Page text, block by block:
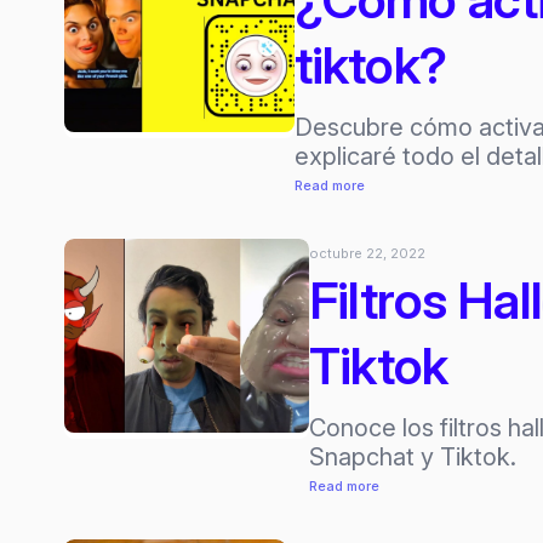
&
Tiktok?
tiktok?
Descubre cómo
explicaré todo el
Read more:
filter
snapchat,
tiktok?
octubre 22, 2022
Filtros
Tiktok
Conoce los filtros
Snapchat y Tiktok.
Read more: